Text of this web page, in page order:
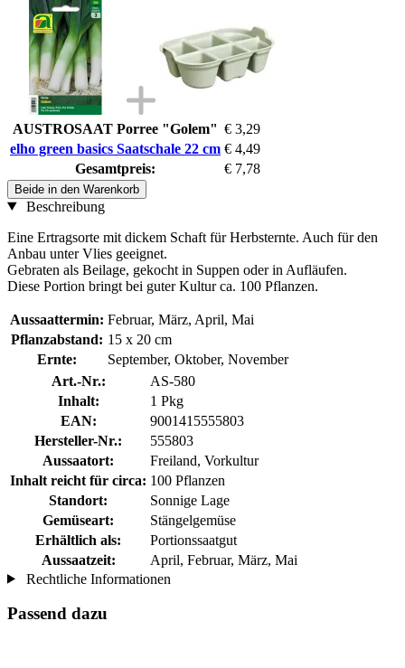
AUSTROSAAT Porree "Golem" € 3,29
elho green basics Saatschale 22 cm € 4,49
Gesamtpreis:
€ 7,78
Beide in den Warenkorb
Beschreibung
Eine Ertragsorte mit dickem Schaft für Herbsternte. Auch für den
Anbau unter Vlies geeignet.
Gebraten als Beilage, gekocht in Suppen oder in Aufläufen.
Diese Portion bringt bei guter Kultur ca. 100 Pflanzen.
Aussaattermin: Februar, März, April, Mai
Pflanzabstand: 15 x 20 cm
Ernte:
September, Oktober, November
Art.-Nr.:
AS-580
Inhalt:
1 Pkg
EAN:
9001415555803
Hersteller-Nr.:
555803
Aussaatort:
Freiland, Vorkultur
Inhalt reicht für circa: 100 Pflanzen
Standort:
Sonnige Lage
Gemüseart:
Stängelgemüse
Erhältlich als:
Portionssaatgut
Aussaatzeit:
April, Februar, März, Mai
Rechtliche Informationen
Passend dazu